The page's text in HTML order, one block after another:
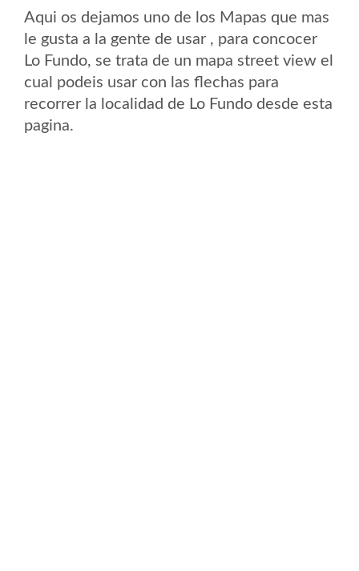
Aqui os dejamos uno de los Mapas que mas
le gusta a la gente de usar , para concocer
Lo Fundo, se trata de un mapa street view el
cual podeis usar con las flechas para
recorrer la localidad de Lo Fundo desde esta
pagina.